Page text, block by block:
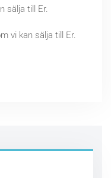
sälja till Er.
vi kan sälja till Er.